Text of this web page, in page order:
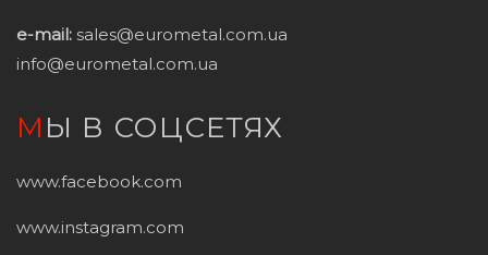
e-mail: sales@eurometal.com.ua
info@eurometal.com.ua
МЫ В СОЦСЕТЯХ
www.facebook.com
www.instagram.com